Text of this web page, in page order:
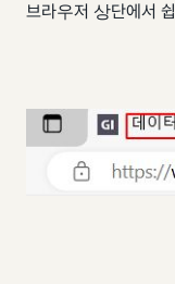
브라우저 상단에서